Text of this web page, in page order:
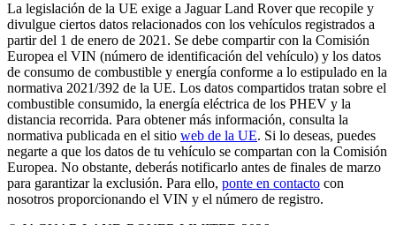
La legislación de la UE exige a Jaguar Land Rover que recopile y
divulgue ciertos datos relacionados con los vehículos registrados a
partir del 1 de enero de 2021. Se debe compartir con la Comisión
Europea el VIN (número de identificación del vehículo) y los datos
de consumo de combustible y energía conforme a lo estipulado en la
normativa 2021/392 de la UE. Los datos compartidos tratan sobre el
combustible consumido, la energía eléctrica de los PHEV y la
distancia recorrida. Para obtener más información, consulta la
normativa publicada en el sitio web de la UE. Si lo deseas, puedes
negarte a que los datos de tu vehículo se compartan con la Comisión
Europea. No obstante, deberás notificarlo antes de finales de marzo
para garantizar la exclusión. Para ello, ponte en contacto con
nosotros proporcionando el VIN y el número de registro.